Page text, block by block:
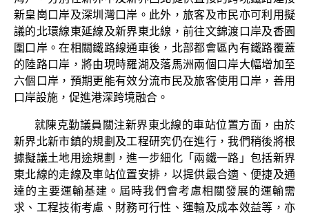
新皇崗口岸及深圳灣口岸。此外，旅客及市民亦可利用擬
議的北環線東延線及新界東北線，前往文錦渡口岸及香園
圍口岸。在相關鐵路線通車後，北部都會區內有鐵路覆蓋
的陸路口岸，將由現時羅湖及落馬洲兩個口岸大幅增加至
六個口岸，預期更能有效分流市民及旅客使用口岸，善用
口岸設施，促進港深跨境融合。
就陳克勤議員關注新界東北線的車站位置方面，由於
新界北新市鎮的規劃及工程研究仍在進行，我們稍後將根
據擬議土地用途規劃，進一步細化「兩鐵一路」包括新界
東北線的走線及車站位置安排，以提供最合適、便捷及通
達的主要運輸基建。屆時我們會考慮相關發展的運輸需
求、工程技術考慮、財務可行性、運輸及成本效益等，亦